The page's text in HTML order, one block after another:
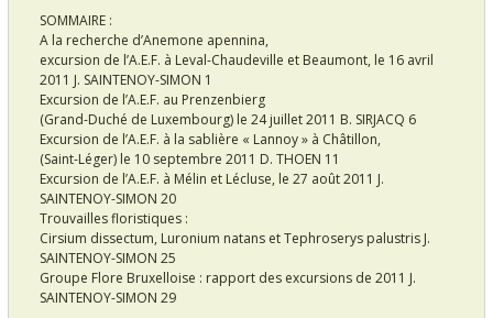
SOMMAIRE :
A la recherche d’Anemone apennina,
excursion de l’A.E.F. à Leval-Chaudeville et Beaumont, le 16 avril
2011 J. SAINTENOY-SIMON 1
Excursion de l’A.E.F. au Prenzenbierg
(Grand-Duché de Luxembourg) le 24 juillet 2011 B. SIRJACQ 6
Excursion de l’A.E.F. à la sablière « Lannoy » à Châtillon,
(Saint-Léger) le 10 septembre 2011 D. THOEN 11
Excursion de l’A.E.F. à Mélin et Lécluse, le 27 août 2011 J.
SAINTENOY-SIMON 20
Trouvailles floristiques :
Cirsium dissectum, Luronium natans et Tephroserys palustris J.
SAINTENOY-SIMON 25
Groupe Flore Bruxelloise : rapport des excursions de 2011 J.
SAINTENOY-SIMON 29